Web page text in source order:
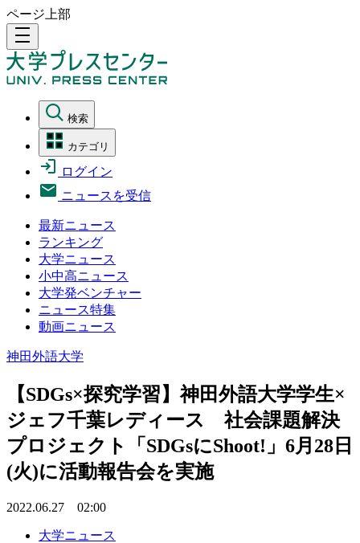
ページ上部
density_medium
検索
カテゴリ
ログイン
ニュースを受信
最新ニュース
ランキング
大学ニュース
小中高ニュース
大学発ベンチャー
ニュース特集
動画ニュース
神田外語大学
【SDGs×探究学習】神田外語大学学生×
ジェフ千葉レディース 社会課題解決
プロジェクト「SDGsにShoot!」6月28日
(火)に活動報告会を実施
2022.06.27 02:00
大学ニュース